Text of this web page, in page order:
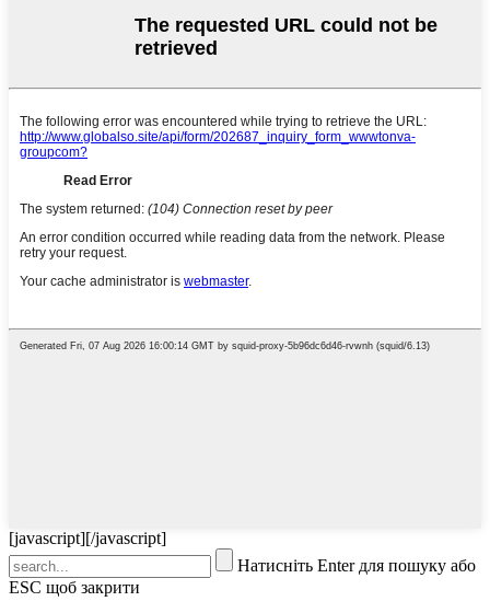
[javascript][/javascript]
Натисніть Enter для пошуку або
ESC щоб закрити